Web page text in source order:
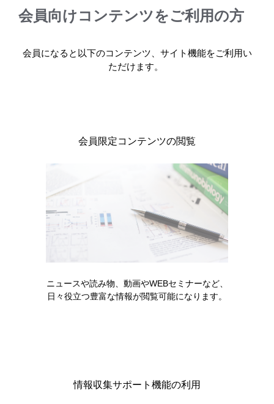
注意喚起の設定根拠
国際共同第Ⅲ相試験（SPOTLIGHT試験、GLOW試験）の安
なお、臨床試験において本剤を投与された被験者に infusion
reaction が報告されていることや、infusion reactionの発現に
より重篤な転帰を辿る可能性があること、治療介入の必要
性があることを考慮して、重要な特定されたリスクに設定
しています。
ビロイ電子化された添付文書
会員向けコンテンツをご利用の方
会員になると以下のコンテンツ、サイト機能をご利用い
ただけます。
会員限定コンテンツの閲覧
ニュースや読み物、動画やWEBセミナーなど、
日々役立つ豊富な情報が閲覧可能になります。
情報収集サポート機能の利用